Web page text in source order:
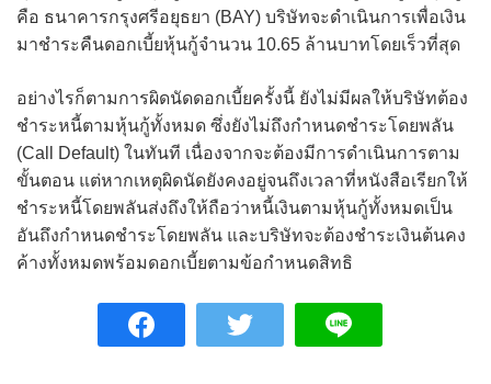
คือ ธนาคารกรุงศรีอยุธยา (BAY) บริษัทจะดำเนินการเพื่อเงิน
มาชำระคืนดอกเบี้ยหุ้นกู้จำนวน 10.65 ล้านบาทโดยเร็วที่สุด
อย่างไรก็ตามการผิดนัดดอกเบี้ยครั้งนี้ ยังไม่มีผลให้บริษัทต้อง
ชำระหนี้ตามหุ้นกู้ทั้งหมด ซึ่งยังไม่ถึงกำหนดชำระโดยพลัน
(Call Default) ในทันที เนื่องจากจะต้องมีการดำเนินการตาม
ขั้นตอน แต่หากเหตุผิดนัดยังคงอยู่จนถึงเวลาที่หนังสือเรียกให้
ชำระหนี้โดยพลันส่งถึงให้ถือว่าหนี้เงินตามหุ้นกู้ทั้งหมดเป็น
อันถึงกำหนดชำระโดยพลัน และบริษัทจะต้องชำระเงินต้นคง
ค้างทั้งหมดพร้อมดอกเบี้ยตามข้อกำหนดสิทธิ